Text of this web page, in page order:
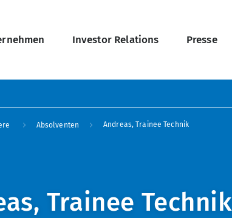
Investor Relations Presse
Absolventen Andreas, Trainee Technik
Trainee Technik